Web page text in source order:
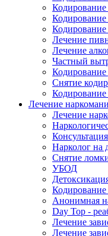
Кодирование
Лечение
Лечение
Частный
Снятие
Лечение
Лечение
Нарколог на
Снятие
УБОД
Анонимная
Day Top -
Лечение
Лечение